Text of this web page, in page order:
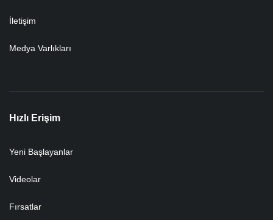
İletişim
Medya Varlıkları
Hızlı Erişim
Yeni Başlayanlar
Videolar
Fırsatlar